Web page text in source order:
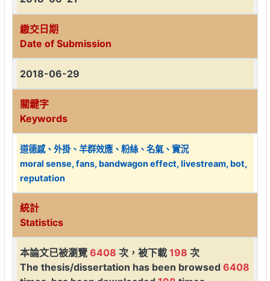
繳交日期
Date of Submission
2018-06-29
關鍵字
Keywords
道德感、外掛、羊群效應、粉絲、名氣、實況
moral sense, fans, bandwagon effect, livestream, bot,
reputation
統計
Statistics
本論文已被瀏覽 6408 次，被下載 198 次
The thesis/dissertation has been browsed 6408